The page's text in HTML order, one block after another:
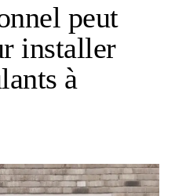
peut
installer
à